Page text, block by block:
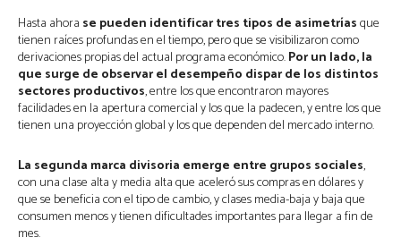
Hasta ahora se pueden identificar tres tipos de asimetríasque
tienen raíces profundas en el tiempo, pero que se visibilizaron como
derivaciones propias del actual programa económico.Por un lado, la
que surge de observar el desempeño dispar de los distintos
sectores productivos, entre los que encontraron mayores
facilidades en la apertura comercial y los que la padecen, y entre los que
tienen una proyección global y los que dependen del mercado interno.
La segunda marca divisoria emerge entre grupos sociales,
con una clase alta y media alta que aceleró sus compras en dólares y
que se beneficia con el tipo de cambio, y clases media-baja y baja que
consumen menos y tienen dificultades importantes para llegar a fin de
mes.